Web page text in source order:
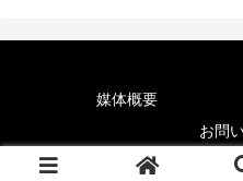
媒体概要
お問
© 2025